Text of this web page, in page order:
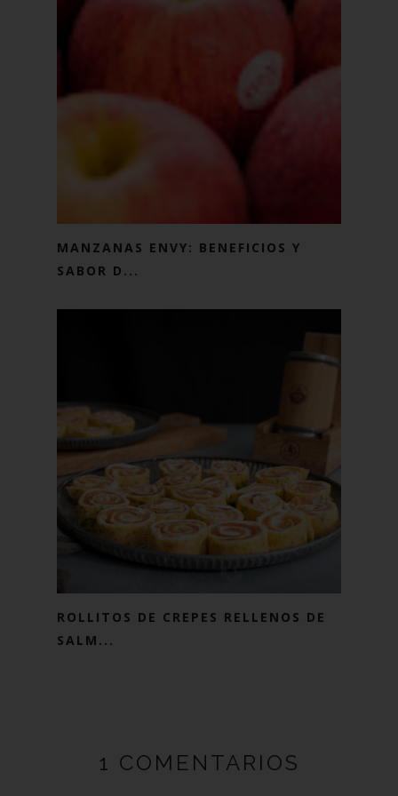
MANZANAS ENVY: BENEFICIOS Y
SABOR D...
ROLLITOS DE CREPES RELLENOS DE
SALM...
1 COMENTARIOS